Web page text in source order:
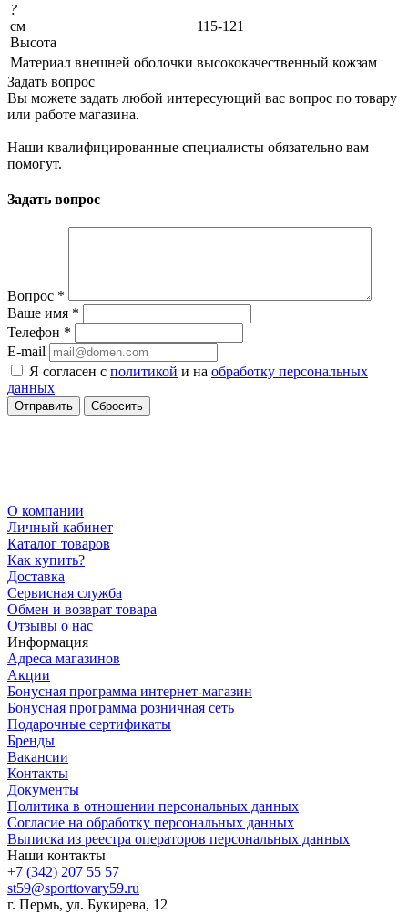
?
см
Высота
115-121
Материал внешней оболочки высококачественный кожзам
Задать вопрос
Вы можете задать любой интересующий вас вопрос по товару
или работе магазина.
Наши квалифицированные специалисты обязательно вам
помогут.
Задать вопрос
Вопрос *
Ваше имя *
Телефон *
E-mail
Я согласен с политикой и на обработку персональных
данных
Сбросить
О компании
Личный кабинет
Каталог товаров
Как купить?
Доставка
Сервисная служба
Обмен и возврат товара
Отзывы о нас
Информация
Адреса магазинов
Акции
Бонусная программа интернет-магазин
Бонусная программа розничная сеть
Подарочные сертификаты
Бренды
Вакансии
Контакты
Документы
Политика в отношении персональных данных
Согласие на обработку персональных данных
Выписка из реестра операторов персональных данных
Наши контакты
+7 (342) 207 55 57
st59@sporttovary59.ru
г. Пермь, ул. Букирева, 12